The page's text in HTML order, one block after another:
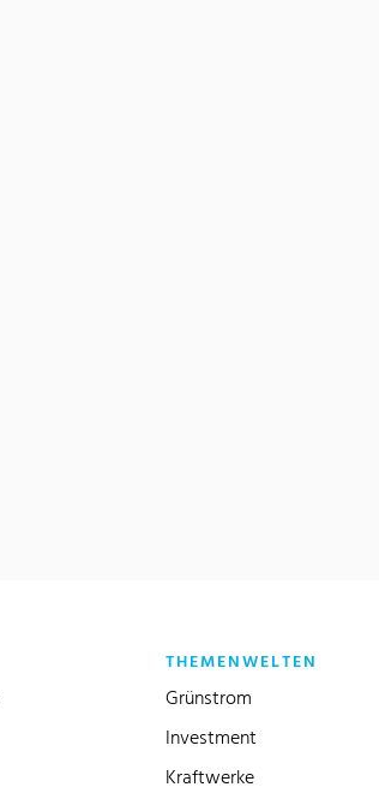
THEMENWELTEN
Grünstrom
Investment
Kraftwerke